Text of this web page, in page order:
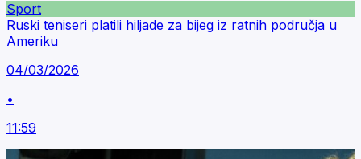
Sport
Ruski teniseri platili hiljade za bijeg iz ratnih područja u
Ameriku
04/03/2026
•
11:59